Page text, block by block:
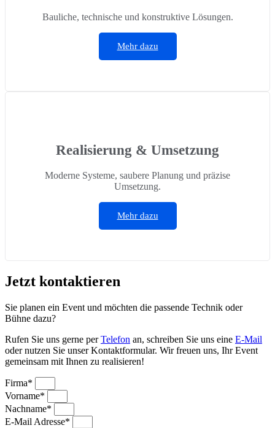
Bauliche, technische und konstruktive Lösungen.
Mehr dazu
Realisierung & Umsetzung
Moderne Systeme, saubere Planung und präzise
Umsetzung.
Mehr dazu
Jetzt kontaktieren
Sie planen ein Event und möchten die passende Technik oder
Bühne dazu?
Rufen Sie uns gerne perTelefon an, schreiben Sie uns eine E-Mail
oder nutzen Sie unser Kontaktformular. Wir freuen uns, Ihr Event
gemeinsam mit Ihnen zu realisieren!
Firma*
Vorname*
Nachname*
E-Mail Adresse*